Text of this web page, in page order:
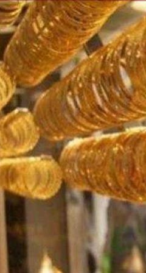
الكاتبة إلهام شرشر تهنئ الرئيس
السيسي بعيد ميلاده وتُشيد بجهوده
في بناء الدولة